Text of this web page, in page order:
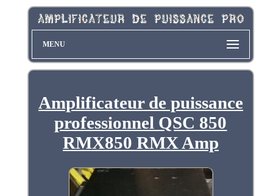
MENU
Amplificateur de puissance
professionnel QSC 850
RMX850 RMX Amp